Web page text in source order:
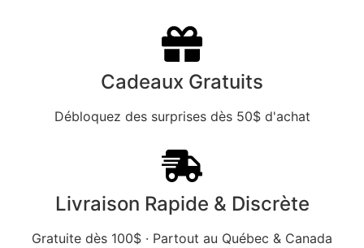
Cadeaux Gratuits
Débloquez des surprises dès 50$ d'achat
Livraison Rapide & Discrète
Gratuite dès 100$ · Partout au Québec & Canada